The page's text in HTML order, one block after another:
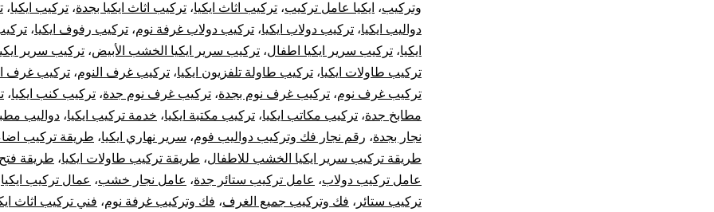
فك
وتركيب
غرف
دولاب
قطع
أثاث
وتركيب، ايكيا عامل تركيب، تركيب اثاث ايكيا، تركيب اثاث ايكيا بجدة، تركيب ايكيا،
دواليب ايكيا، تركيب دولاب ايكيا، تركيب دولاب غرفة نوم، تركيب رفوف ايكيا،
ايكيا، تركيب سرير ايكيا اطفال، تركيب سرير ايكيا الخشب الأبيض، تركيب سرير
تركيب طاولات ايكيا، تركيب طاولة تلفزيون ايكيا، تركيب غرف النوم، تركيب غرف
تركيب غرف نوم، تركيب غرف نوم بجدة، تركيب غرف نوم جدة، تركيب كنب ايكيا،
مطابخ جدة، تركيب مكاتب ايكيا، تركيب مكتبة ايكيا، خدمة تركيب ايكيا، دواليب
نجار بجدة، رقم نجار فك وتركيب دواليب فوم، سرير نهاري ايكيا، طريقة تركيب
طريقة تركيب سرير ايكيا الخشب للاطفال، طريقة تركيب طاولات ايكيا، طريقة
عامل تركيب دولاب، عامل تركيب ستائر جدة، عامل نجار خشب، عمال تركيب ايكيا
تركيب ستائر ، فك وتركيب جميع الغرف، فك وتركيب غرفة نوم، فني تركيب اثاث